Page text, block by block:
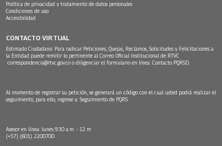
Política de privacidad y tratamiento de datos personales
Condiciones de uso
Accesibilidad
CONTACTO VIRTUAL
Estimado Ciudadano: Para radicar Peticiones, Quejas, Reclamos, Solicitudes y Felicitaciones a
la Entidad puede remitir lo pertinente al Correo Oficial Institucional de RTVC
correspondencia@rtvc.gov.co o diligenciar el formulario en línea: Contacto PQRSD.
Al momento de registrar su petición, se generará un código con el cual usted podrá realizar el
seguimiento, para ello, ingrese a: Seguimiento de PQRS
Asesor en línea: lunes 9:30 a.m. - 12 m
(+57) (601) 2200700